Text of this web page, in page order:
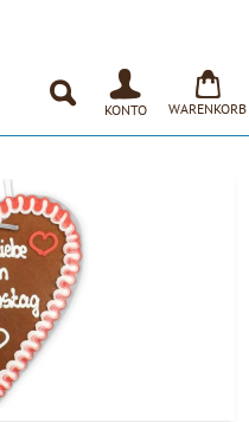
KONTO WARENKORB